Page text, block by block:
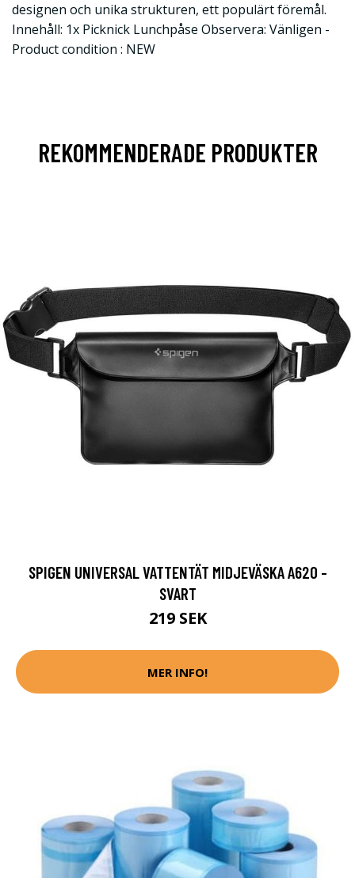
designen och unika strukturen, ett populärt föremål.
Innehåll: 1x Picknick Lunchpåse Observera: Vänligen -
Product condition : NEW
REKOMMENDERADE PRODUKTER
SPIGEN UNIVERSAL VATTENTÄT MIDJEVÄSKA A620 -
SVART
219 SEK
MER INFO!